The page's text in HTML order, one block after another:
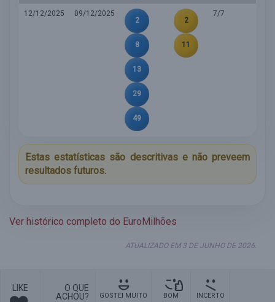
12/12/2025
09/12/2025
2
8
13
29
49
2
11
7/7
Estas estatísticas são descritivas e não preveem
resultados futuros.
Ver histórico completo do EuroMilhões
ATUALIZADO EM 3 DE JUNHO DE 2026.
LIKE
O QUE
ACHOU?
GOSTEI MUITO
BOM
INCERTO